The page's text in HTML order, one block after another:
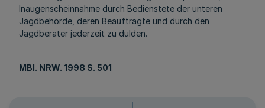
Inaugenscheinnahme durch Bedienstete der unteren
Jagdbehörde, deren Beauftragte und durch den
Jagdberater jederzeit zu dulden.
MBl. NRW. 1998 S. 501